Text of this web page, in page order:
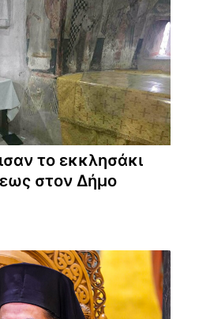
το εκκλησάκι
στον Δήμο